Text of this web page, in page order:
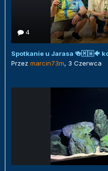
4
Spotkanie u Jarasa 🍻🇲🇼🐠
Przez marcin73m, 3 Czerwca